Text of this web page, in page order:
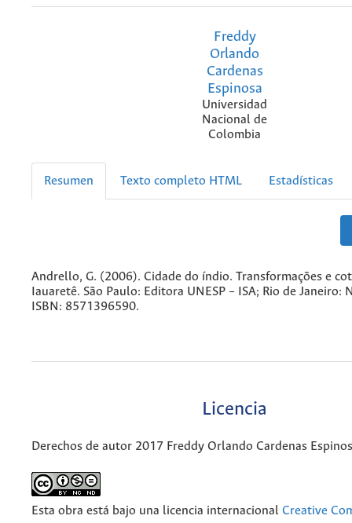
Freddy
Orlando
Cardenas
Espinosa
Universidad
Nacional de
Colombia
Resumen Texto completo HTML Estadísticas
Andrello, G. (2006). Cidade do índio. Transformações e
Iauaretê. São Paulo: Editora UNESP – ISA; Rio de Janeiro:
ISBN: 8571396590.
Licencia
Derechos de autor 2017 Freddy Orlando Cardenas
Esta obra está bajo una licencia internacional Creative